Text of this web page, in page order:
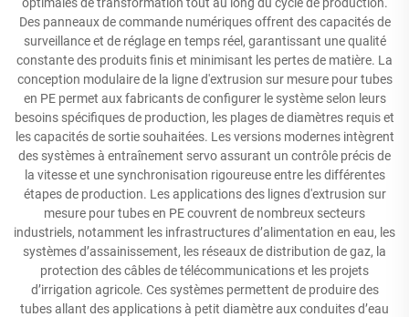
Des panneaux de commande numériques offrent des capacités de
surveillance et de réglage en temps réel, garantissant une qualité
constante des produits finis et minimisant les pertes de matière. La
conception modulaire de la ligne d'extrusion sur mesure pour tubes
en PE permet aux fabricants de configurer le système selon leurs
besoins spécifiques de production, les plages de diamètres requis et
les capacités de sortie souhaitées. Les versions modernes intègrent
des systèmes à entraînement servo assurant un contrôle précis de
la vitesse et une synchronisation rigoureuse entre les différentes
étapes de production. Les applications des lignes d'extrusion sur
mesure pour tubes en PE couvrent de nombreux secteurs
industriels, notamment les infrastructures d’alimentation en eau, les
systèmes d’assainissement, les réseaux de distribution de gaz, la
protection des câbles de télécommunications et les projets
d’irrigation agricole. Ces systèmes permettent de produire des
tubes allant des applications à petit diamètre aux conduites d’eau